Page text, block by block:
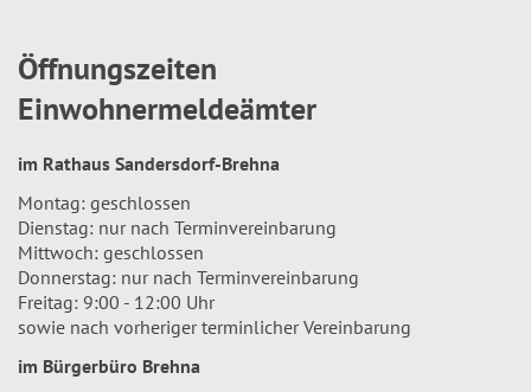
Öffnungszeiten
Einwohnermeldeämter
im Rathaus Sandersdorf-Brehna
Montag: geschlossen
Dienstag: nur nach Terminvereinbarung
Mittwoch: geschlossen
Donnerstag: nur nach Terminvereinbarung
Freitag: 9:00 - 12:00 Uhr
sowie nach vorheriger terminlicher Vereinbarung
im Bürgerbüro Brehna